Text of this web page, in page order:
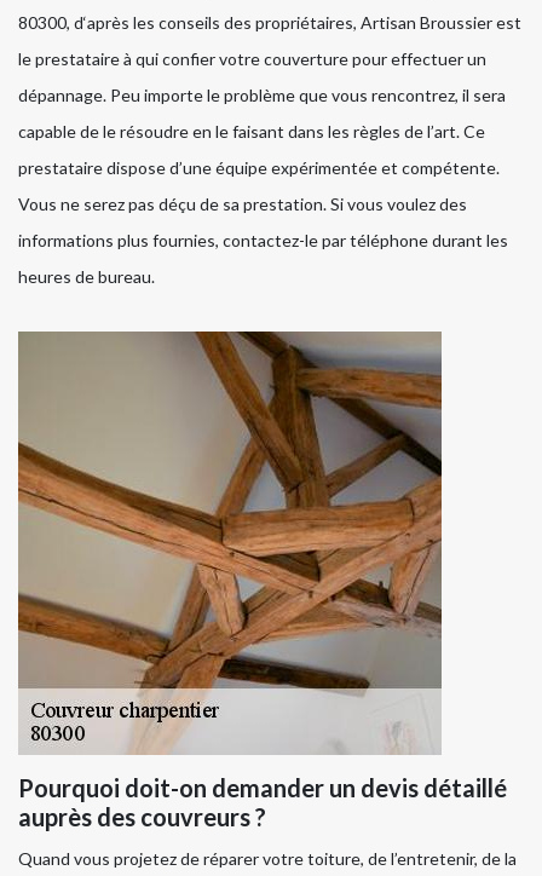
80300, d‘après les conseils des propriétaires, Artisan Broussier est
le prestataire à qui confier votre couverture pour effectuer un
dépannage. Peu importe le problème que vous rencontrez, il sera
capable de le résoudre en le faisant dans les règles de l’art. Ce
prestataire dispose d’une équipe expérimentée et compétente.
Vous ne serez pas déçu de sa prestation. Si vous voulez des
informations plus fournies, contactez-le par téléphone durant les
heures de bureau.
Pourquoi doit-on demander un devis détaillé
auprès des couvreurs ?
Quand vous projetez de réparer votre toiture, de l’entretenir, de la